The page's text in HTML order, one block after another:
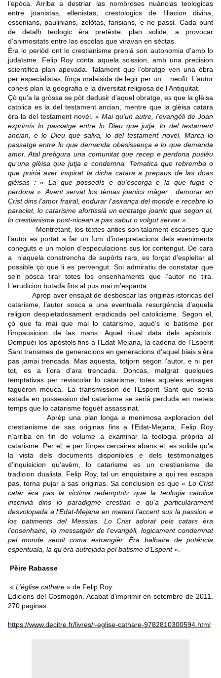
l’epòca. Arriba a destriar las nombroses nuàncias teologicas
entre joanistas, ellenistas, crestologics de filiacion divina,
essenians, paulinians, zelòtas, farisians, e ne passi. Cada punt
de detalh teologic èra pretèxte, plan solide, a provocar
d’animositats entre las escòlas que viravan en sèctas.
Èra lo periòd ont lo crestianisme preniá son autonomia d’amb lo
judaïsme. Felip Roy conta aquela scission, amb una precision
scientifica plan apevada. Talament que l’obratge ven una òbra
per especialistas, fòrça malaisida de legir per un… neofit. L’autor
coneis plan la geografia e la diversitat religiosa de l’Antiquitat.
Çò qu’a la gròssa se pòt dedusir d’aquel obratge, es que la glèisa
catolica es la del testament ancian, mentre que la glèisa catara
èra la del testament novèl. « Mai qu’un autre, l’evangèli de Joan
exprimís lo passatge entre lo Dieu que jutja, lo del testament
ancian, e lo Dieu que salva, lo del testament novèl. Marca lo
passatge entre lo que demanda obesissença e lo que demanda
amor. Atal prefigura una comunitat que recep e perdona puslèu
qu’una glèisa que jutja e condemna. Tematica que rebremba o
que poiriá aver inspirat la dicha catara a prepaus de las doas
glèisas : « La que possedís e qu’escorga e la que fugis e
perdona ». Avent servat los tèmas joanics màger : demorar en
Crist dins l’amor frairal, endurar l’asirança del monde e recebre lo
paraclet, lo catarisme afortissiá un eiretatge joanic que segon el,
lo crestianisme post-nicean a pas sabut o volgut servar »
Mentretant, los tèxtes antics son talament escarses que
l’autor es portat a far un fum d’interpretacions dels eveniments
coneguts e un molon d’especulacions sus lor contengut. De cara
a n’aquela constrencha de supòrts rars, es forçat d’espleitar al
possible çò que li es pervengut. Soi admiratiu de constatar que
se’n pòsca tirar totes los ensenhaments que l’autor ne tira.
L’erudicion butada fins al pus mai m’espanta.
Aprèp aver ensajat de desboscar las originas istoricas del
catarisme, l’autor sosca a una eventuala resurgéncia d’aquela
religion despietadosament eradicada pel catolicisme. Segon el,
çò que fa mai que mai lo catarisme, aquò’s lo batisme per
l’impausicion de las mans. Aquel ritual data dels apòstols.
Dempuèi los apòstols fins a l’Edat Mejana, la cadena de l’Esperit
Sant transmes de generacions en generacions d’aquel biais s’èra
pas jamai trencada. Mas aquesta, totjorn segon l’autor, e ni per
tot, es a l’ora d’ara trencada. Doncas, malgrat quelques
temptativas per reviscolar lo catarisme, totes aqueles ensages
faguèron mèuca. La transmission de l’Esperit Sant que seriá
estada en possession del catarisme se seriá perduda en meteis
temps que lo catarisme foguèt assassinat.
Aprèp una plan longa e menimosa exploracion del
crestianisme de sas originas fins a l’Edat-Mejana, Felip Roy
n’arriba en fin de volume a examinar la teologia pròpria al
catarisme. Per el, e per fòrçes cercaires abans el, es solide qu’a
la vista dels documents disponibles e dels testimoniatges
d’inquisicion qu’avèm, lo catarisme es un crestianisme de
tradicion dualista. Felip Roy, tal un enquistaire a qui res escapa
pas, torna pujar a sas originas. Sa conclusion es que « Lo Crist
catar èra pas la victima redemptritz que la teologia catolica
inscriviá dins lo paradigme crestian e qu’a particularament
desvolopada a l’Edat-Mejana en metent l’accent sus la passion e
los patiments del Messias. Lo Crist adorat pels catars èra
l’ensenhaire, lo messatgièr de l’evangèli, logicament condemnat
pel monde sentit coma estrangièr. Èra balhaire de poténcia
esperituala, la qu’èra autrejada pel batisme d’Esperit».
Pèire Rabasse
« L’église cathare » de Felip Roy.
Edicions del Cosmogòn. Acabat d’imprimir en setembre de 2011.
270 paginas.
https://www.decitre.fr/livres/l-eglise-cathare-9782810300594.html